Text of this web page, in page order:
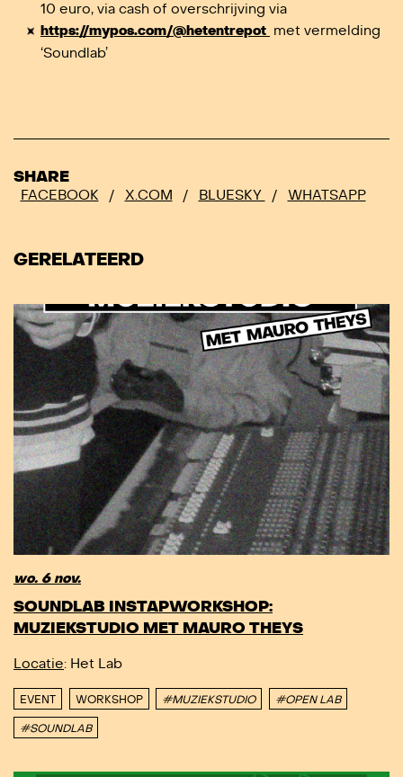
10 euro, via cash of overschrijving via
https://mypos.com/@hetentrepot met vermelding
‘Soundlab’
SHARE
FACEBOOK / X.COM / BLUESKY / WHATSAPP
GERELATEERD
wo. 6 nov.
SOUNDLAB INSTAPWORKSHOP:
MUZIEKSTUDIO MET MAURO THEYS
Locatie: Het Lab
EVENT WORKSHOP #MUZIEKSTUDIO #OPEN LAB
#SOUNDLAB